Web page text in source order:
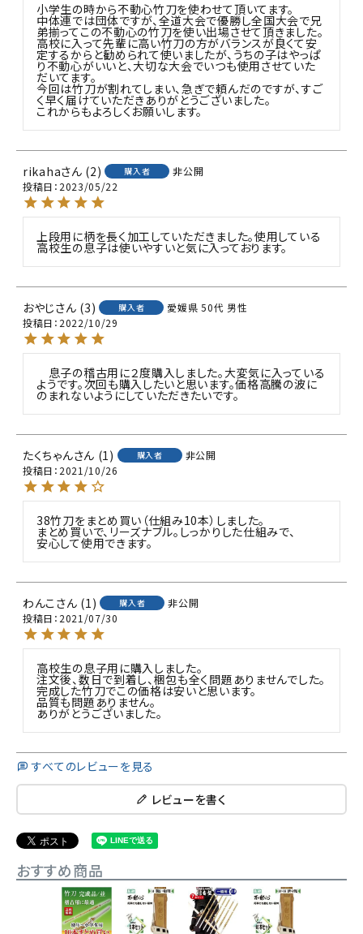
小学生の時から不動心竹刀を使わせて頂いてます。
中体連では団体ですが、全道大会で優勝し全国大会で兄
弟揃ってこの不動心の竹刀を使い出場させて頂きました。
高校に入って先輩に高い竹刀の方がバランスが良くて安
定するからと勧められて使いましたが、うちの子はやっぱ
り不動心がいいと、大切な大会でいつも使用させていた
だいてます。
今回は竹刀が割れてしまい、急ぎで頼んだのですが、すご
く早く届けていただきありがとうございました。
これからもよろしくお願いします。
rikaha 2 購入者
非公開
投稿日 2023/05/22
上段用に柄を長く加工していただきました。使用している
高校生の息子は使いやすいと気に入っております。
おやじ 3 購入者 愛媛県 50代 男性
投稿日 2022/10/29
息子の稽古用に２度購入しました。大変気に入っている
ようです。次回も購入したいと思います。価格高騰の波に
のまれないようにしていただきたいです。
たくちゃん 1 購入者
非公開
投稿日 2021/10/26
38竹刀をまとめ買い（仕組み10本）しました。
まとめ買いで、リーズナブル。しっかりした仕組みで、
安心して使用できます。
わんこ 1 購入者
非公開
投稿日 2021/07/30
高校生の息子用に購入しました。
注文後、数日で到着し、梱包も全く問題ありませんでした。
完成した竹刀でこの価格は安いと思います。
品質も問題ありません。
すべてのレビューを見る
レビューを書く
おすすめ商品